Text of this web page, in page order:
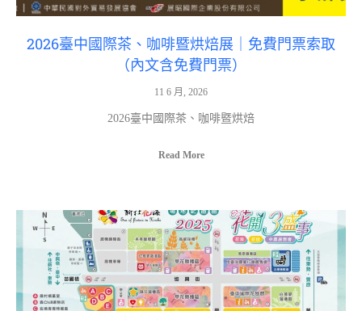
2026臺中國際茶、咖啡暨烘焙展｜免費門票索取
（內文含免費門票）
11 6 月, 2026
2026臺中國際茶、咖啡暨烘焙
Read More